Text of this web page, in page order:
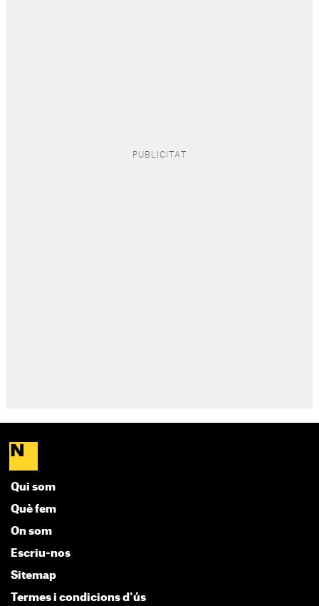
Qui som
Què fem
On som
Escriu-nos
Sitemap
Termes i condicions d'ús